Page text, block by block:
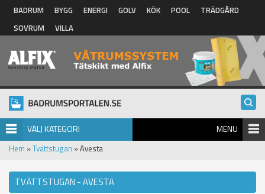
Hoppa till huvudinnehåll
BADRUM BYGG ENERGI GOLV KÖK POOL
TRÄDGÅRD
SOVRUM
VILLA
VÄLJ KATEGORI MENU
Hem »Tvättstugan » Avesta
TVÄTTSTUGAN - AVESTA